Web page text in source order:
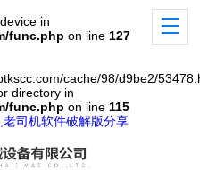
in
func.php on line 127
cache/98/d9be2/
directory in
func.php on line 115
司机软件破解版分享